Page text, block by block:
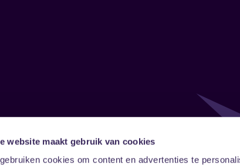
website maakt gebruik van cookies
cookies om content en advertenties te
Follow